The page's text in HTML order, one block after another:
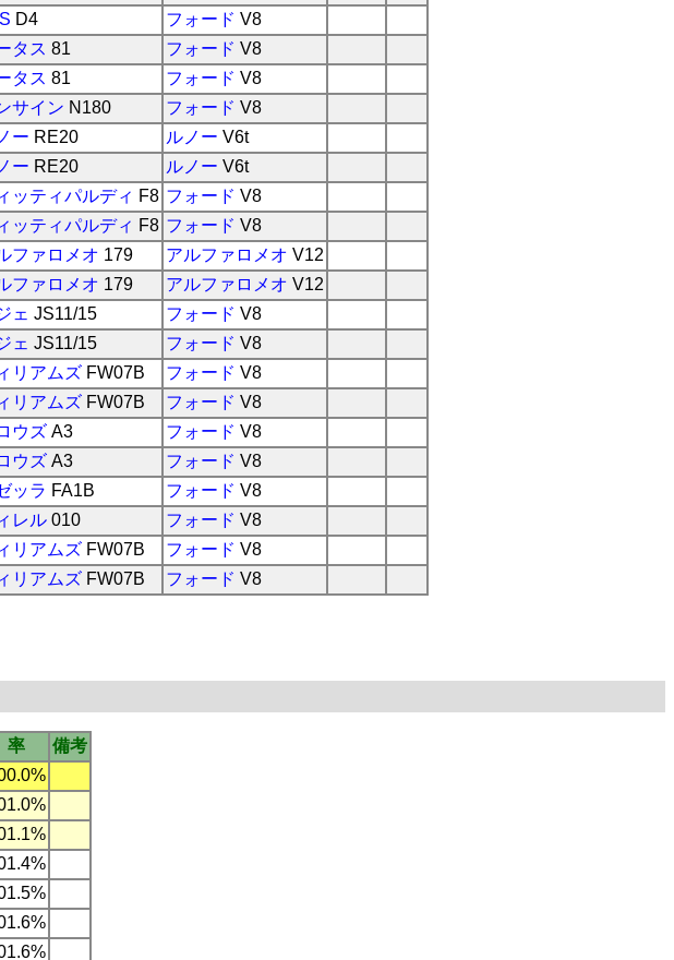
D4 フォード V8
タス 81 フォード V8
タス 81 フォード V8
サイン N180 フォード V8
ー RE20 ルノー V6t
ー RE20 ルノー V6t
ッティパルディ F8 フォード V8
ッティパルディ F8 フォード V8
ファロメオ 179 アルファロメオ V12
ファロメオ 179 アルファロメオ V12
ェ JS11/15 フォード V8
ェ JS11/15 フォード V8
リアムズ FW07B フォード V8
リアムズ FW07B フォード V8
ウズ A3 フォード V8
ウズ A3 フォード V8
ッラ FA1B フォード V8
レル 010 フォード V8
リアムズ FW07B フォード V8
リアムズ FW07B フォード V8
率
備考